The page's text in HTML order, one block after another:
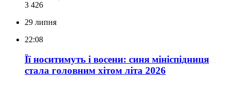
3 426
29 липня
22:08
Її носитимуть і восени: синя мініспідниця
стала головним хітом літа 2026